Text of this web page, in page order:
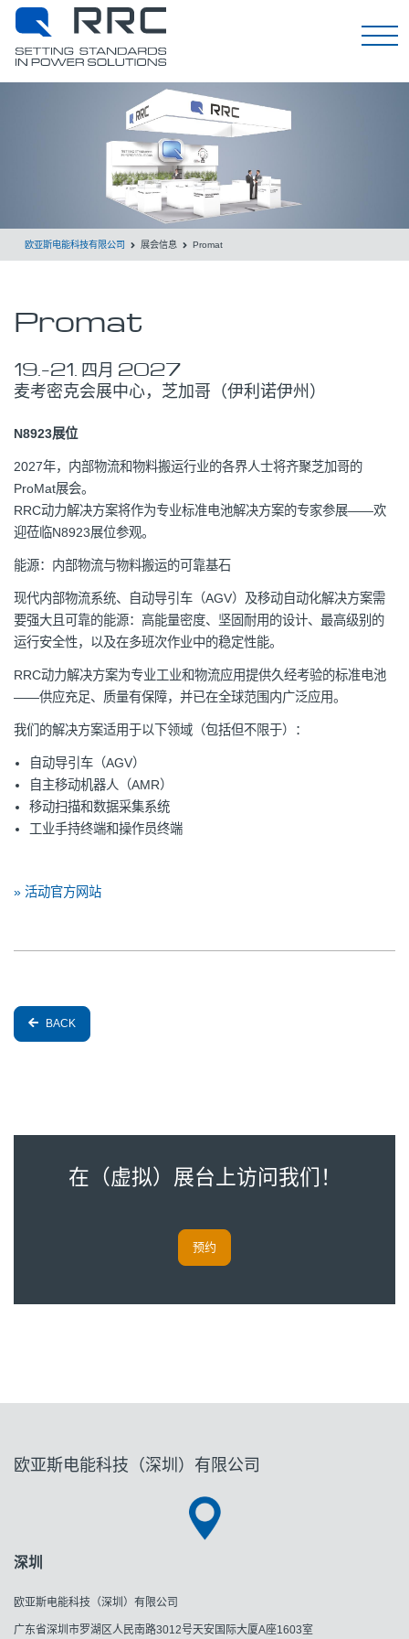
EN
欧亚斯电能科技有限公司 展会信息 Promat
Promat
19.–21. 四月 2027
麦考密克会展中心，芝加哥（伊利诺伊州）
N8923展位
2027年，内部物流和物料搬运行业的各界人士将齐聚芝加哥的
ProMat展会。
RRC动力解决方案将作为专业标准电池解决方案的专家参展——欢
迎莅临N8923展位参观。
能源：内部物流与物料搬运的可靠基石
现代内部物流系统、自动导引车（AGV）及移动自动化解决方案需
要强大且可靠的能源：高能量密度、坚固耐用的设计、最高级别的
运行安全性，以及在多班次作业中的稳定性能。
RRC动力解决方案为专业工业和物流应用提供久经考验的标准电池
——供应充足、质量有保障，并已在全球范围内广泛应用。
我们的解决方案适用于以下领域（包括但不限于）：
自动导引车（AGV）
自主移动机器人（AMR）
移动扫描和数据采集系统
工业手持终端和操作员终端
» 活动官方网站
BACK
在（虚拟）展台上访问我们！
预约
欧亚斯电能科技（深圳）有限公司
深圳
欧亚斯电能科技（深圳）有限公司
广东省深圳市罗湖区人民南路3012号天安国际大厦A座1603室